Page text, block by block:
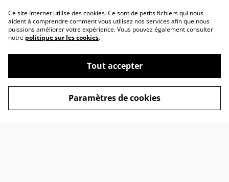
Contactez-nous
Conditions
Politique de
confidentialité
Politique de cookies
Ce site Internet utilise des cookies. Ce sont de petits fichiers qui nous
aident à comprendre comment vous utilisez nos services afin que nous
puissions améliorer votre expérience. Vous pouvez également consulter
notre politique sur les cookies.
Tout accepter
Paramètres de cookies